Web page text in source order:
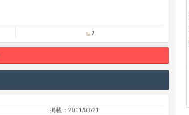
7
掲載：2011/03/21